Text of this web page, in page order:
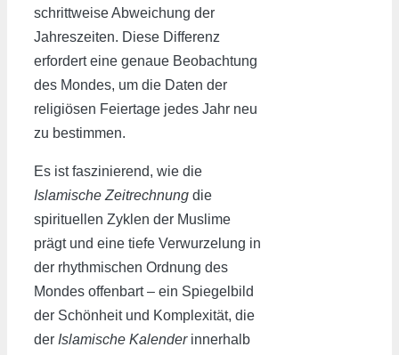
schrittweise Abweichung der
Jahreszeiten. Diese Differenz
erfordert eine genaue Beobachtung
des Mondes, um die Daten der
religiösen Feiertage jedes Jahr neu
zu bestimmen.
Es ist faszinierend, wie die
Islamische Zeitrechnung die
spirituellen Zyklen der Muslime
prägt und eine tiefe Verwurzelung in
der rhythmischen Ordnung des
Mondes offenbart – ein Spiegelbild
der Schönheit und Komplexität, die
der Islamische Kalenderinnerhalb